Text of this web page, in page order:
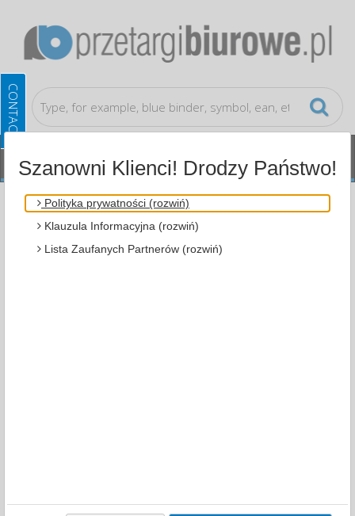
Cleaning and janitorial supplies and dispensers
Paper Towels and Dispensers
ALL CATEGORIES
PRODUCT
Szanowni Klienci! Drodzy Państwo!
Polityka prywatności (rozwiń)
Klauzula Informacyjna (rozwiń)
Lista Zaufanych Partnerów (rozwiń)